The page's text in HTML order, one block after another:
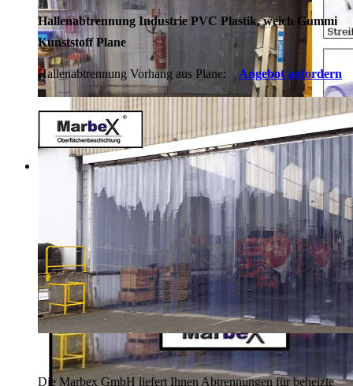
Hallenabtrennung Industrie PVC Plastik, weich Gummi
Kunststoff Plane
Hallenabtrennung Vorhang aus Plane: Angebot anfordern
Die Marbex GmbH liefert Ihnen Abtrennungen für beheizte